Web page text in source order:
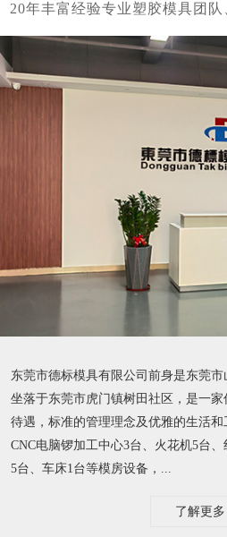
东莞市德标模具有限公司前身是东莞市
坐落于东莞市虎门镇树田社区，是一
待遇，标准的管理理念及优雅的生活和
CNC电脑锣加工中心3台、火花机5台
5台、车床1台等模房设备，...
了解更多